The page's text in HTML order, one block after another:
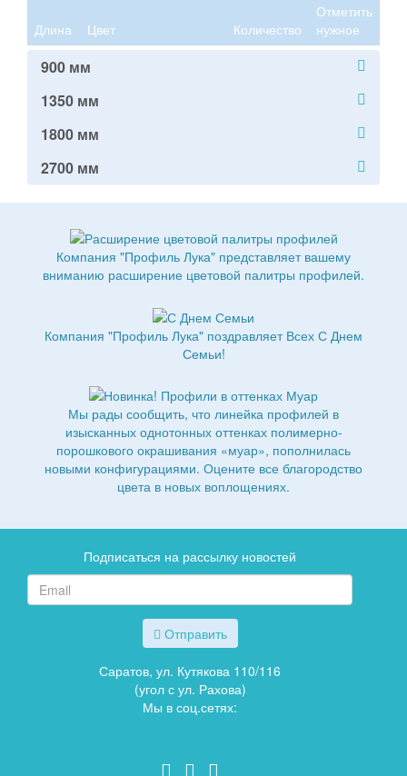
Длина Цвет Количество
Отметить
нужное
900 мм
1350 мм
1800 мм
2700 мм
Компания "Профиль Лука" представляет вашему
вниманию расширение цветовой палитры профилей.
Компания "Профиль Лука" поздравляет Всех С Днем
Семьи!
Мы рады сообщить, что линейка профилей в
изысканных однотонных оттенках полимерно-
порошкового окрашивания «муар», пополнилась
новыми конфигурациями. Оцените все благородство
цвета в новых воплощениях.
Подписаться на рассылку новостей
Отправить
Саратов, ул. Кутякова 110/116
(угол с ул. Рахова)
Мы в соц.сетях: